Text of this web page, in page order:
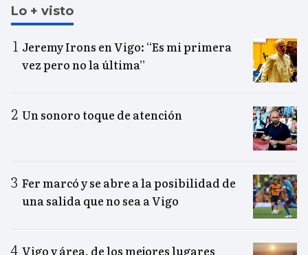
Lo + visto
Jeremy Irons en Vigo: “Es mi primera
vez pero no la última”
Un sonoro toque de atención
Fer marcó y se abre a la posibilidad de
una salida que no sea a Vigo
Vigo y área, de los mejores lugares